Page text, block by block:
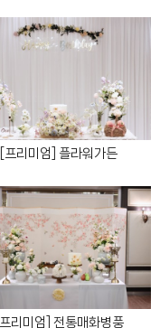
[프리미엄] 플라워가든
[프리미엄] 전통매화병풍